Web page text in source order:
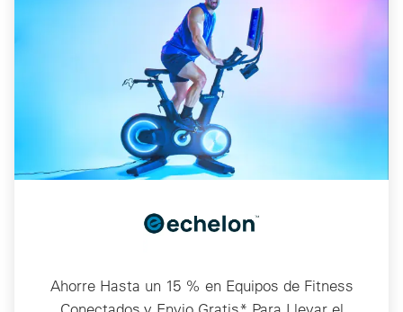
Ahorre Hasta un 15 % en Equipos de Fitness